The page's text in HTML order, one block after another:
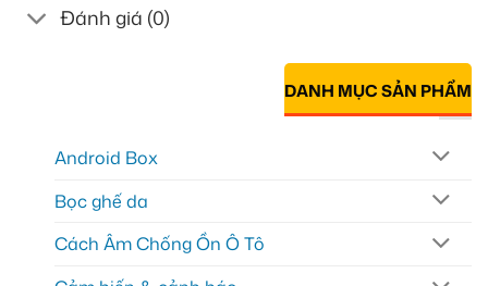
Đánh giá (0)
DANH MỤC SẢN PHẨM
Android Box
Bọc ghế da
Cách Âm Chống Ồn Ô Tô